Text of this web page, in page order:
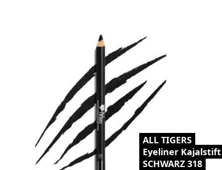
ALL TIGERS
Eyeliner Kajalstift
SCHWARZ 318